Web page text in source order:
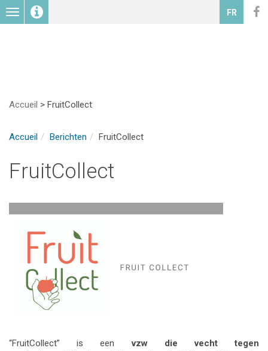
Toggle
navigation
FR
Accueil > FruitCollect
Accueil Berichten FruitCollect
FruitCollect
“FruitCollect” is eenvzw die vecht tegen